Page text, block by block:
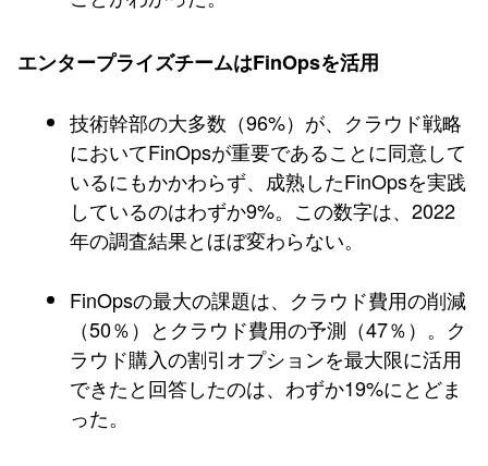
エンタープライズチームはFinOpsを活用
技術幹部の大多数（96%）が、クラウド戦略
においてFinOpsが重要であることに同意して
いるにもかかわらず、成熟したFinOpsを実践
しているのはわずか9%。この数字は、2022
年の調査結果とほぼ変わらない。
FinOpsの最大の課題は、クラウド費用の削減
（50％）とクラウド費用の予測（47％）。ク
ラウド購入の割引オプションを最大限に活用
できたと回答したのは、わずか19%にとどま
った。